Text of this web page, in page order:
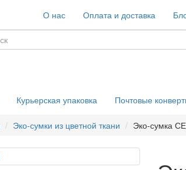
О нас Оплата и доставка
Курьерская упаковка Почтовые
Эко-сумки из цветной ткани Эко-сумка